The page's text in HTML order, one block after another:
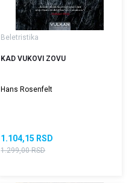
Beletristika
KAD VUKOVI ZOVU
Hans Rosenfelt
1.104,15 RSD
1.299,00 RSD